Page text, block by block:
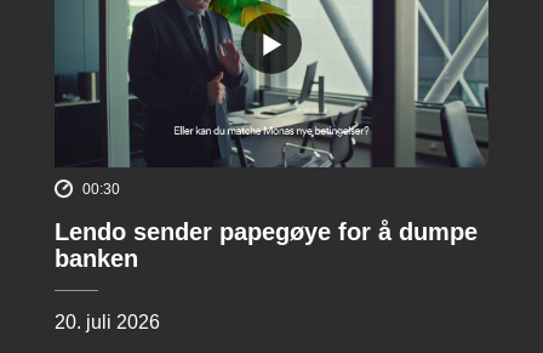
00:30
Lendo sender papegøye for å dumpe
banken
20. juli 2026